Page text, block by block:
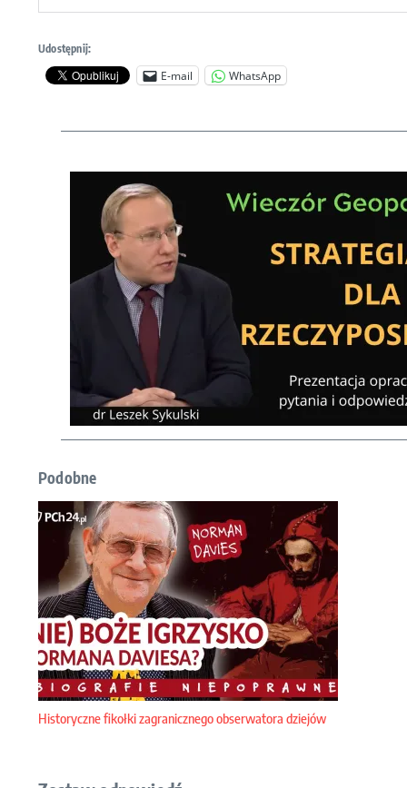
Udostępnij:
E-mail WhatsApp
Podobne
Historyczne fikołki zagranicznego obserwatora dziejów